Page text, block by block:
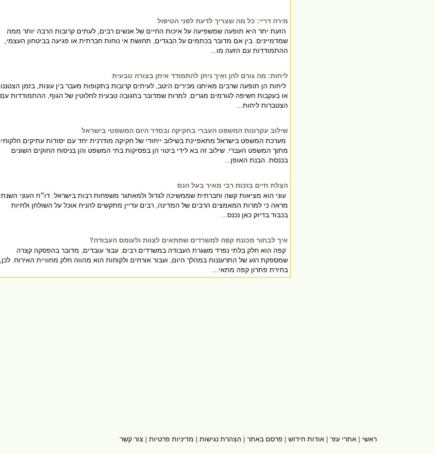
מירה דריי: כל מה שצריך לדעת לפני הטיפול
הזעת יתר היא תופעה שמשפיעה על איכות החיים של אנשים רבים, לעתים קרובות הרבה יותר ממה
שמדמיינים. בין אם מדובר בכתמים על הבגדים, תחושת אי נוחות חברתית או פגיעה בביטחון העצמי,
ההתמודדות עם הזעה מו...
ליחות: מה גורם להן ואיך ניתן להתמודד איתן בצורה טבעית
ליחות הן תופעה שרבים מאיתנו מכירים היטב, לעיתים קרובות בתקופות מעבר בין עונות, בזמן
או בעקבות חשיפה לגורמים מגרים. למרות שמדובר בתגובה טבעית לחלוטין של הגוף, ההתמודדות עם
הצטברות ליחות...
שילוב עקרונות המשפט העברי בחקיקה ובסדר היום המשפטי בישראל
מערכת המשפט בישראל מתאפיינת בשילוב ייחודי של חקיקה מודרנית יחד עם יסודות עתיקים
מתוך המשפט העברי. שילוב זה בא לידי ביטוי הן בפסיקות בתי המשפט והן בניסוח החוקים השונים
בכנסת. הבנת האופן...
הצלת חיים בזכות רבי מאיר בעל הנס
עוני הוא מציאות קשה וחברתית שממשיכה לגדול ולמאתגר משפחות רבות בישראל. דו״ח העוני
מראה כי למרות המאמצים הרבים של המדינה, רבים עדיין מתקשים להניח אוכל על השולחן ולחיות
בכבוד.בדיוק כאן נכנס...
איך לבחור מכונת קפה למשרדים שתתאים לצוות ולעומס העבודה?
קפה הוא חלק בלתי נפרד משגרת העבודה במשרדים רבים. עבור עובדים, מדובר בהפסקה קצרה
שמספקת רגע של התרעננות במהלך היום, ועבור אורחים ולקוחות הוא מהווה חלק מחוויית האירוח. לכן,
בחירת פתרון קפה מתאי...
ראשי | אתרי עזר | אודות חידוש | פרסם באתר | הצהרת נגישות | מדיניות פרטיות | צור קשר